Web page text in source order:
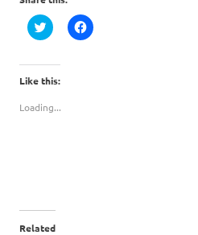
Click
to
Twitter
(Opens
in
window)
Click
to
Like this:
Loading...
Related